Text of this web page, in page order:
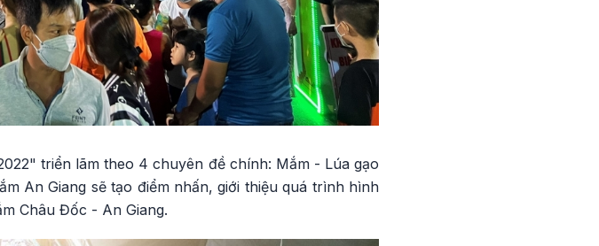
triển lãm theo 4 chuyên đề chính: Mắm - Lúa gạo
An Giang sẽ tạo điểm nhấn, giới thiệu quá trình hình
Châu Đốc - An Giang.